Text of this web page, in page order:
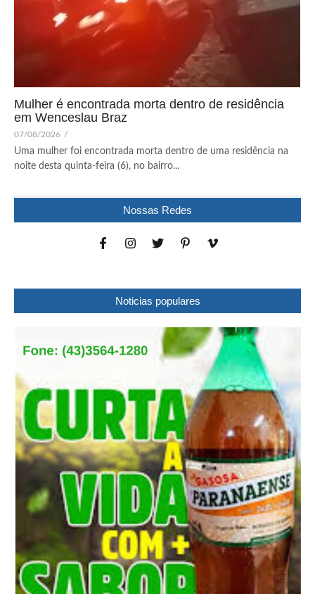
Mulher é encontrada morta dentro de residência
em Wenceslau Braz
07/08/2026 /
Uma mulher foi encontrada morta dentro de uma residência na
noite desta quinta-feira (6), no bairro...
Nossas Redes
Noticias populares